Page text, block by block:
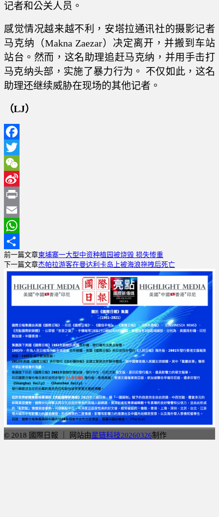
记者和公关人员。
感觉情况越来越不利，安塔拉通讯社的摄影记者
马克纳（Makna Zaezar）决定离开，并搬到车站
站台。然而，这名助理追赶马克纳，并用手击打
马克纳头部，实施了暴力行为。 不仅如此，这名
助理还继续威胁在现场的其他记者。
（LJ）
Facebook
Twitter
WeChat
Sina
Weibo
Print
Email
WhatsApp
分
享
前一篇文章柬埔寨一大型中资种植园被烧毁 损失惨重
下一篇文章杰帕拉游客在曼达利卡岛上被海浪拖拽后死亡
© 2018 國際日報 ｜ 网站由星链科技20260326制作